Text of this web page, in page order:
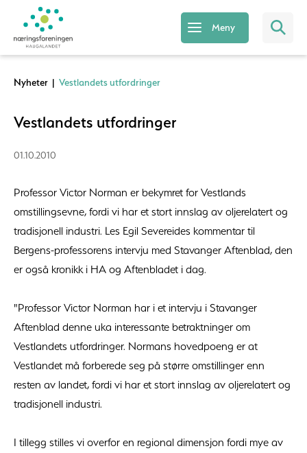
Meny
Nyheter | Vestlandets utfordringer
Vestlandets utfordringer
01.10.2010
Professor Victor Norman er bekymret for Vestlands
omstillingsevne, fordi vi har et stort innslag av oljerelatert og
tradisjonell industri. Les Egil Severeides kommentar til
Bergens-professorens intervju med Stavanger Aftenblad, den
er også kronikk i HA og Aftenbladet i dag.
"Professor Victor Norman har i et intervju i Stavanger
Aftenblad denne uka interessante betraktninger om
Vestlandets utfordringer. Normans hovedpoeng er at
Vestlandet må forberede seg på større omstillinger enn
resten av landet, fordi vi har et stort innslag av oljerelatert og
tradisjonell industri.
I tillegg stilles vi overfor en regional dimensjon fordi mye av